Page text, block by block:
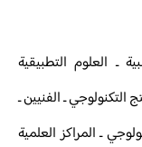
ـ العلوم التطبيقية
التكنولوجي ـ الفنيين ـ
ـ المراكز العلمية